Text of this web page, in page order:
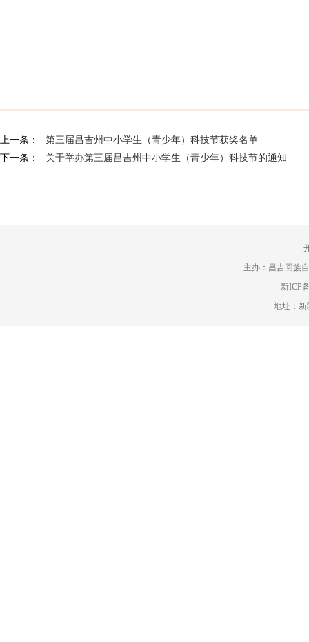
上一条：
第三届昌吉州中小学生（青少年）科技节获奖名单
下一条：
关于举办第三届昌吉州中小学生（青少年）科技节的通知
主办：昌吉回族
新ICP
地址：新